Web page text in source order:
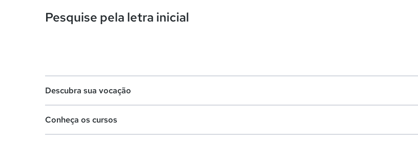
Pesquise pela letra inicial
Descubra sua vocação
Conheça os cursos